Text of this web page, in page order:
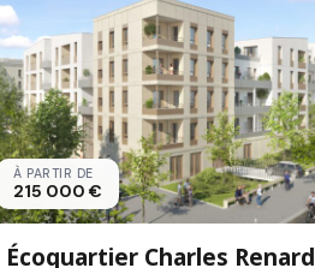
À PARTIR DE
215 000 €
Écoquartier Charles Renard